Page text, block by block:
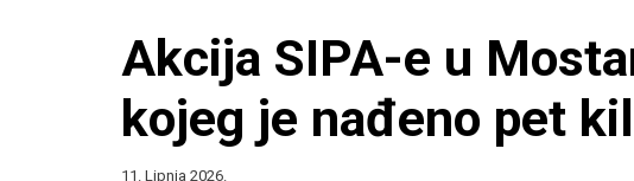
Akcija SIPA-e u
kojeg je nađeno pet
11. Lipnja 2026.